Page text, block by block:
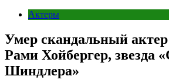
Актеры
Умер скандальный
Рами Хойбергер, звезда
Шиндлера»